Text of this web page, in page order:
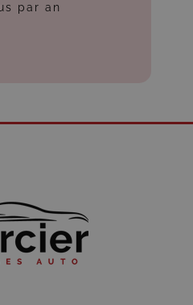
par an